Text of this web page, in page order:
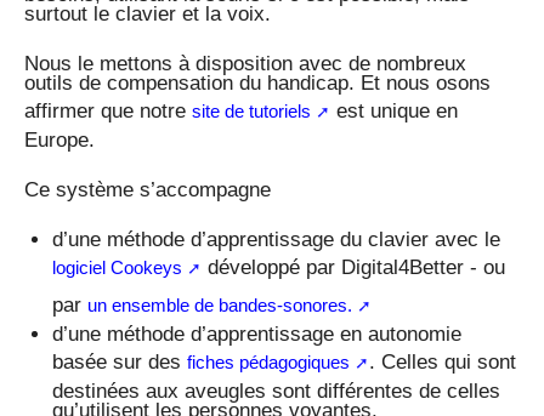
surtout le clavier et la voix.
Nous le mettons à disposition avec de nombreux
outils de compensation du handicap. Et nous osons
affirmer que notre site de tutoriels
est unique en
Europe.
Ce système s’accompagne
d’une méthode d’apprentissage du clavier avec le
logiciel Cookeys
développé par Digital4Better - ou
par un ensemble de bandes-sonores.
d’une méthode d’apprentissage en autonomie
basée sur des fiches pédagogiques
. Celles qui sont
destinées aux aveugles sont différentes de celles
qu’utilisent les personnes voyantes.